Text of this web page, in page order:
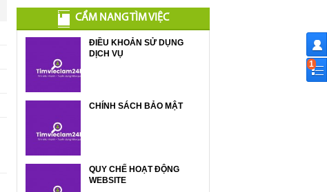
CẨM NANG TÌM VIỆC
ĐIỀU KHOẢN SỬ DỤNG
DỊCH VỤ
CHÍNH SÁCH BẢO MẬT
QUY CHẾ HOẠT ĐỘNG
WEBSITE
1